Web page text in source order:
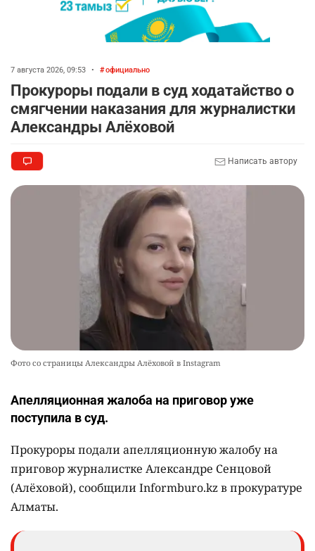
7 августа 2026, 09:53 • официально
Прокуроры подали в суд ходатайство о
смягчении наказания для журналистки
Александры Алёховой
Написать автору
Фото со страницы Александры Алёховой в Instagram
Апелляционная жалоба на приговор уже
поступила в суд.
Прокуроры подали апелляционную жалобу на
приговор журналистке Александре Сенцовой
(Алёховой), сообщили Informburo.kz в прокуратуре
Алматы.